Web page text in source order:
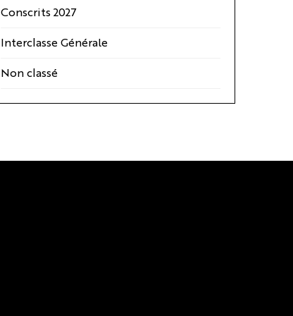
Conscrits 2027
Interclasse Générale
Non classé